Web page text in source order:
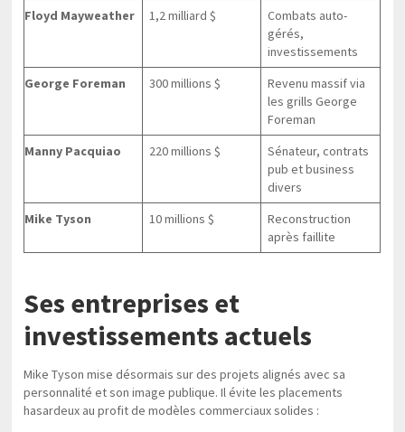
Floyd Mayweather 1,2 milliard $
Combats auto-
gérés,
investissements
George Foreman
300 millions $
Revenu massif via
les grills George
Foreman
Manny Pacquiao
220 millions $
Sénateur, contrats
pub et business
divers
Mike Tyson
10 millions $
Reconstruction
après faillite
Ses entreprises et
investissements actuels
Mike Tyson mise désormais sur des projets alignés avec sa
personnalité et son image publique. Il évite les placements
hasardeux au profit de modèles commerciaux solides :